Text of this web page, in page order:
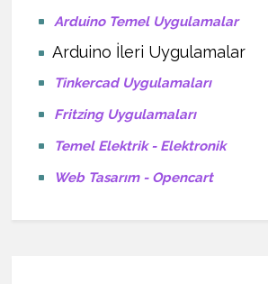
Arduino Temel Uygulamalar
Arduino İleri Uygulamalar
Tinkercad Uygulamaları
Fritzing Uygulamaları
Temel Elektrik - Elektronik
Web Tasarım - Opencart